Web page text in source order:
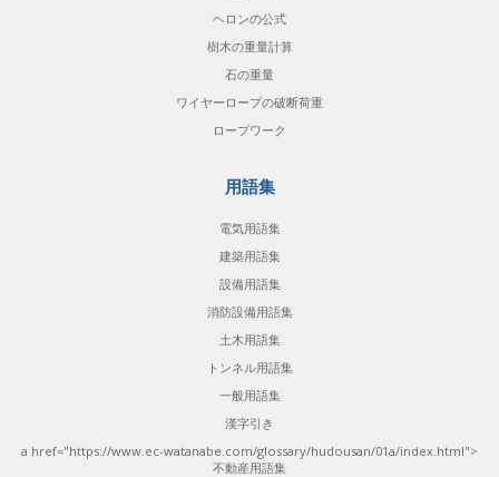
ヘロンの公式
樹木の重量計算
石の重量
ワイヤーロープの破断荷重
ロープワーク
用語集
電気用語集
建築用語集
設備用語集
消防設備用語集
土木用語集
トンネル用語集
一般用語集
漢字引き
a href="https://www.ec-watanabe.com/glossary/hudousan/01a/index.html">
不動産用語集